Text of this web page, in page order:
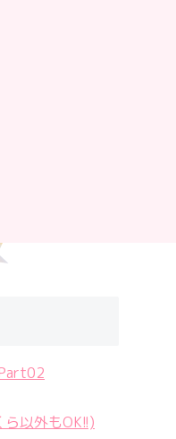
ら以外もOK!!)